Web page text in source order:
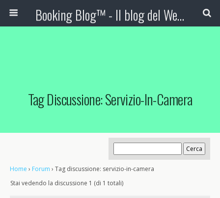
Booking Blog™ - Il blog del Web Marketing Turistico
Tag Discussione: Servizio-In-Camera
Home › Forum › Tag discussione: servizio-in-camera
Stai vedendo la discussione 1 (di 1 totali)